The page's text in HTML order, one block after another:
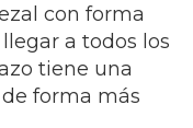
con forma
a todos los
tiene una
forma más